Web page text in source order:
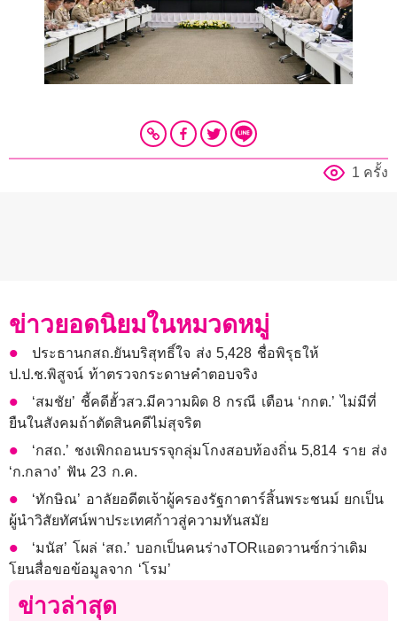
1 ครั้ง
ข่าวยอดนิยมในหมวดหมู่
ประธานกสถ.ยันบริสุทธิ์ใจ ส่ง 5,428 ชื่อพิรุธให้
ป.ป.ช.พิสูจน์ ท้าตรวจกระดาษคำตอบจริง
‘สมชัย’ ชี้คดีฮั้วสว.มีความผิด 8 กรณี เตือน ‘กกต.’ ไม่มีที่
ยืนในสังคมถ้าตัดสินคดีไม่สุจริต
‘กสถ.’ ชงเพิกถอนบรรจุกลุ่มโกงสอบท้องถิ่น 5,814 ราย ส่ง
‘ก.กลาง’ ฟัน 23 ก.ค.
‘ทักษิณ’ อาลัยอดีตเจ้าผู้ครองรัฐกาตาร์สิ้นพระชนม์ ยกเป็น
ผู้นำวิสัยทัศน์พาประเทศก้าวสู่ความทันสมัย
‘มนัส’ โผล่ ‘สถ.’ บอกเป็นคนร่างTORแอดวานซ์กว่าเดิม
โยนสื่อขอข้อมูลจาก ‘โรม’
ข่าวล่าสุด